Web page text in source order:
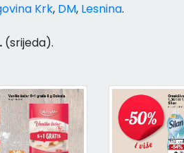
Krk, DM, Lesnina.
(srijeda).